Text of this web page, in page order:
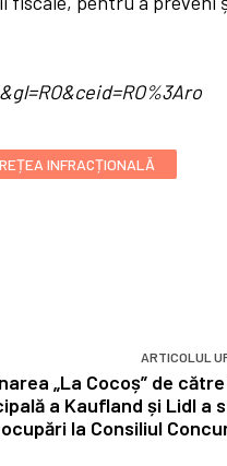
REȚEA INFRACȚIONALĂ
ARTICOLUL
„La Cocoș” de
a Kaufland și Lidl a
la Consiliul